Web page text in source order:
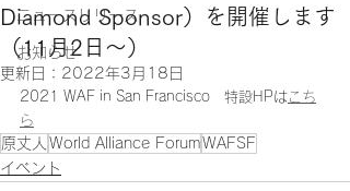
ニュースリリース
お知らせ
Diamond Sponsor）を開催します
（11月2日〜）
更新日： 2022年3月18日
2021 WAF in San Francisco　特設HPは こち
ら
原丈人 World Alliance ForumWAFSF
イベント